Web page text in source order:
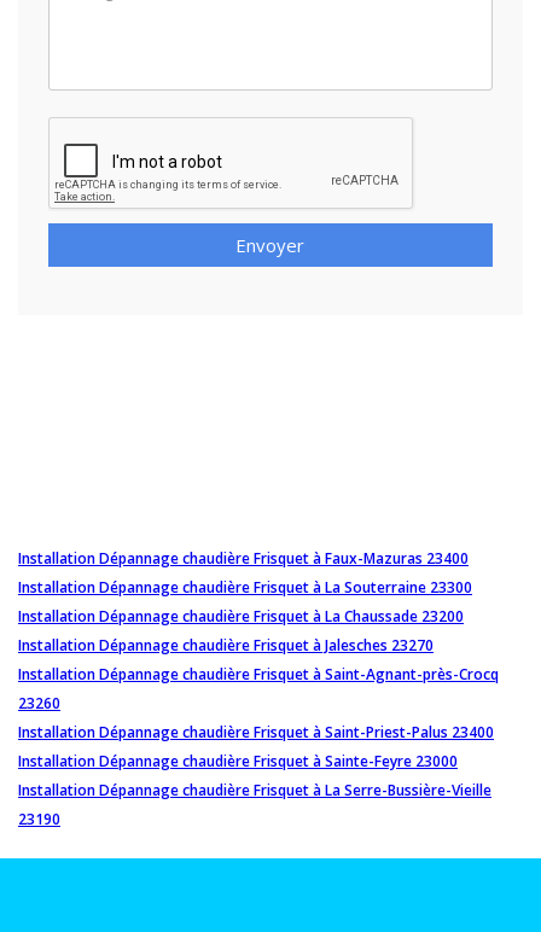
Envoyer
Installation Dépannage chaudière Frisquet à Faux-Mazuras 23400
Installation Dépannage chaudière Frisquet à La Souterraine 23300
Installation Dépannage chaudière Frisquet à La Chaussade 23200
Installation Dépannage chaudière Frisquet à Jalesches 23270
Installation Dépannage chaudière Frisquet à Saint-Agnant-près-Crocq
23260
Installation Dépannage chaudière Frisquet à Saint-Priest-Palus 23400
Installation Dépannage chaudière Frisquet à Sainte-Feyre 23000
Installation Dépannage chaudière Frisquet à La Serre-Bussière-Vieille
23190